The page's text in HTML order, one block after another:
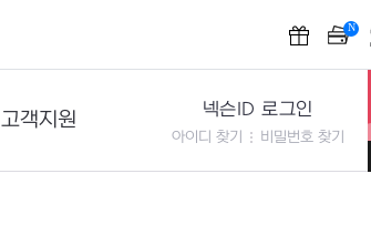
N
고객지원
문의하기
넥슨ID 로그인
아이디 찾기 비밀번호 찾기